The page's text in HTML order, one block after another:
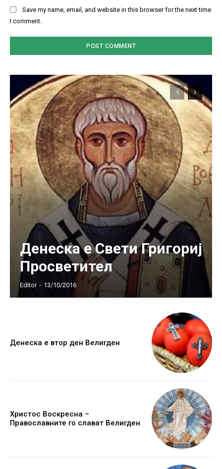
Save my name, email, and website in this browser for the next time
I comment.
Денеска е Свети Григориј
Просветител
Editor - 13/10/2016
Денеска е втор ден Велигден
Христос Воскресна –
Православните го слават Велигден